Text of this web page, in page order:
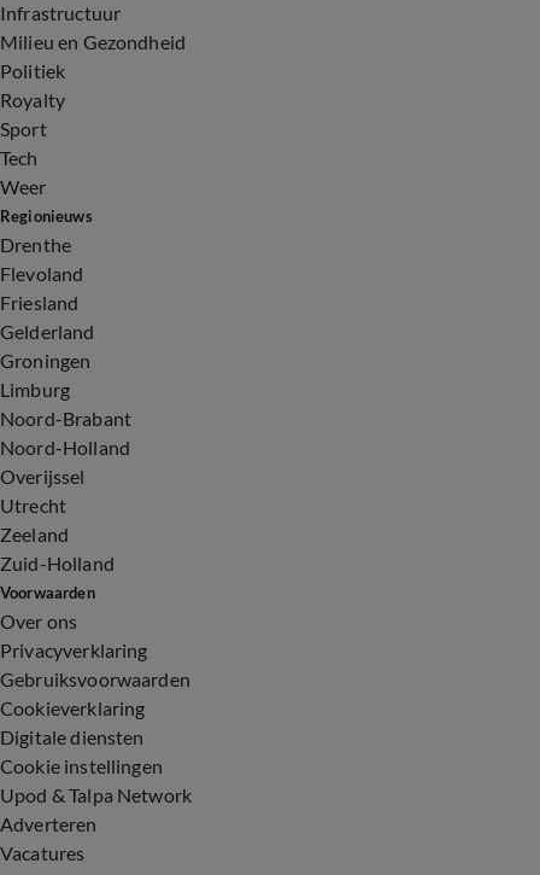
Infrastructuur
Milieu en Gezondheid
Politiek
Royalty
Sport
Tech
Weer
Regionieuws
Drenthe
Flevoland
Friesland
Gelderland
Groningen
Limburg
Noord-Brabant
Noord-Holland
Overijssel
Utrecht
Zeeland
Zuid-Holland
Voorwaarden
Over ons
Privacyverklaring
Gebruiksvoorwaarden
Cookieverklaring
Digitale diensten
Cookie instellingen
Upod & Talpa Network
Adverteren
Vacatures